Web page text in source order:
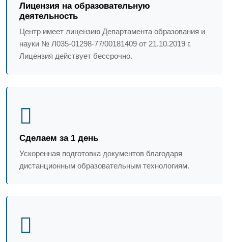
Лицензия на образовательную
деятельность
Центр имеет лицензию Департамента образования и
науки № Л035-01298-77/00181409 от 21.10.2019 г.
Лицензия действует бессрочно.
Сделаем за 1 день
Ускоренная подготовка документов благодаря
дистанционным образовательным технологиям.